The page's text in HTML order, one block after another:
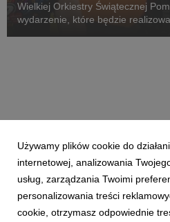
Wielkiej Orkiestry Świątecznej
wydarzenie, które będzie
Używamy plików cookie do
internetowej, analizowania
usług, zarządzania Twoimi
personalizowania treści
cookie, otrzymasz odpowiednie